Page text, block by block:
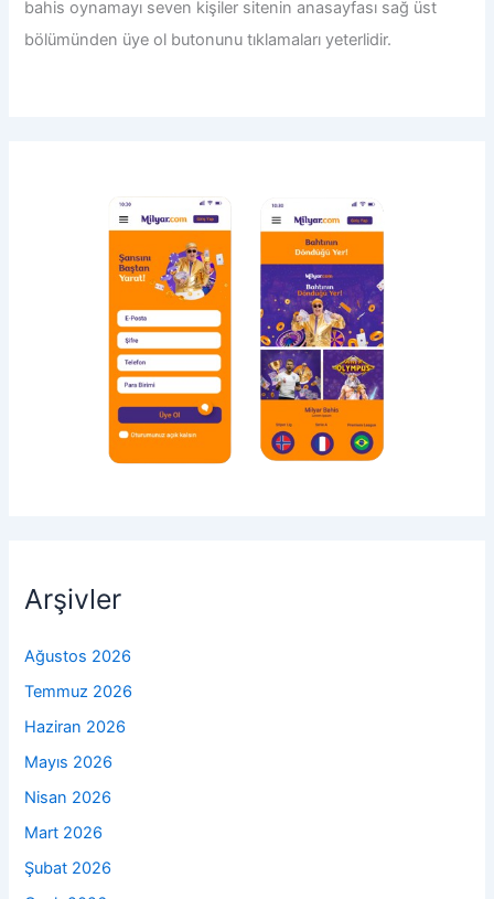
bahis oynamayı seven kişiler sitenin anasayfası sağ üst
bölümünden üye ol butonunu tıklamaları yeterlidir.
Arşivler
Ağustos 2026
Temmuz 2026
Haziran 2026
Mayıs 2026
Nisan 2026
Mart 2026
Şubat 2026